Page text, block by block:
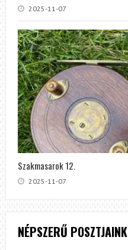
2025-11-07
Szakmasarok 12.
2025-11-07
NÉPSZERŰ POSZTJAINK